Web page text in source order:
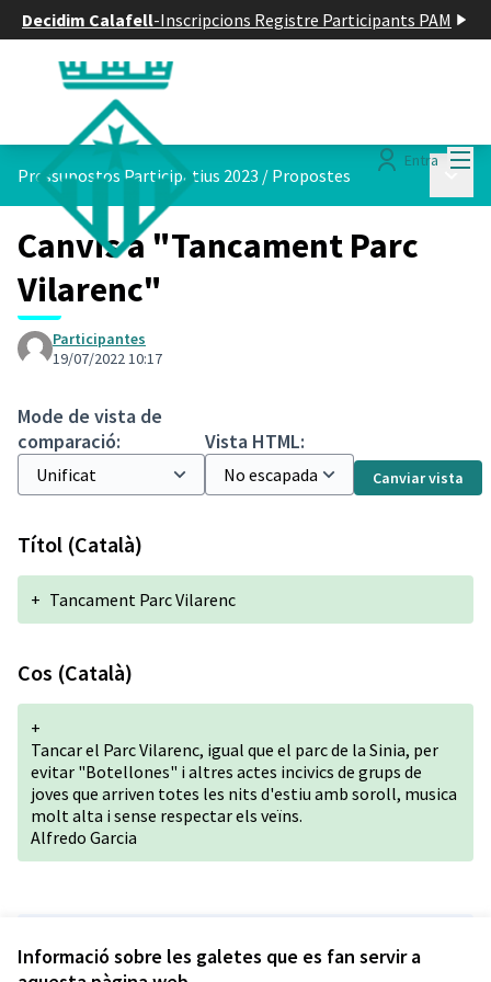
Informació sobre les galetes que es fan servir a
Decidim Calafell-Inscripcions Registre Participants PAM
Entra
Pressupostos Participatius 2023 / Propostes
Canvis a "Tancament Parc
Vilarenc"
Participantes
19/07/2022 10:17
Mode de vista de
comparació:
Vista HTML:
Canviar vista
Títol (Català)
+ Tancament Parc Vilarenc
Cos (Català)
+
Tancar el Parc Vilarenc, igual que el parc de la Sinia, per
evitar "Botellones" i altres actes incivics de grups de
joves que arriven totes les nits d'estiu amb soroll, musica
molt alta i sense respectar els veïns.
Alfredo Garcia